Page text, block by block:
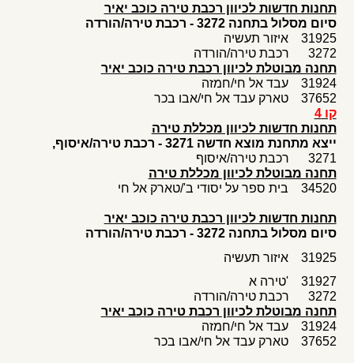
תחנות חדשות לכיוון רכבת טירה כוכב יאיר
סיום מסלול בתחנה 3272 - רכבת טירה/הורדה
31925 איזור תעשיה
3272 רכבת טירה/הורדה
תחנה מבוטלת לכיוון רכבת טירה כוכב יאיר
31924 עבד אל חי/חמזה
37652 טארק עבד אל חי/אבו בכר
קו 4
תחנות חדשות לכיוון מכללת טירה
ייצא מתחנת מוצא חדשה 3271 - רכבת טירה/איסוף,
3271 רכבת טירה/איסוף
תחנה מבוטלתלכיוון מכללת טירה
34520 בית ספר על יסודי ב'/טארק אל חי
תחנות חדשות לכיוון רכבת טירה כוכב יאיר
סיום מסלול בתחנה 3272 - רכבת טירה/הורדה
31925 איזור תעשיה
31927 'טירה א
3272 רכבת טירה/הורדה
תחנה מבוטלת לכיוון רכבת טירה כוכב יאיר
31924 עבד אל חי/חמזה
37652 טארק עבד אל חי/אבו בכר